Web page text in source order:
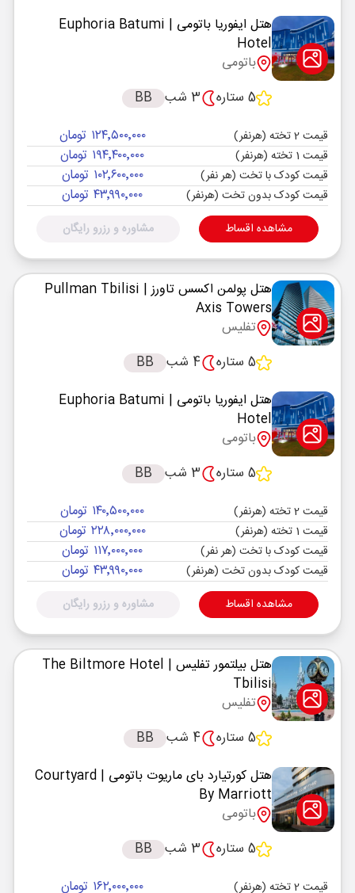
هتل ایفوریا باتومی
| Euphoria Batumi
Hotel
باتومی
5 ستاره
3 شب BB
قیمت 2 تخته (هرنفر) ۱۲۴٬۵۰۰٬۰۰۰ تومان
قیمت 1 تخته (هرنفر) ۱۹۴٬۴۰۰٬۰۰۰ تومان
قیمت کودک با تخت (هر نفر) ۱۰۲٬۶۰۰٬۰۰۰ تومان
قیمت کودک بدون تخت (هرنفر) ۴۳٬۹۹۰٬۰۰۰ تومان
مشاهده اقساط مشاوره و رزرو رایگان
هتل پولمن اکسس تاورز | Pullman Tbilisi
Axis Towers
تفلیس
5 ستاره
4 شب
BB
هتل ایفوریا باتومی
| Euphoria Batumi
Hotel
باتومی
5 ستاره
3 شب BB
قیمت 2 تخته (هرنفر) ۱۴۰٬۵۰۰٬۰۰۰ تومان
قیمت 1 تخته (هرنفر) ۲۲۸٬۰۰۰٬۰۰۰ تومان
قیمت کودک با تخت (هر نفر) ۱۱۷٬۰۰۰٬۰۰۰ تومان
قیمت کودک بدون تخت (هرنفر) ۴۳٬۹۹۰٬۰۰۰ تومان
مشاهده اقساط مشاوره و رزرو رایگان
هتل بیلتمور تفلیس | The Biltmore Hotel
Tbilisi
تفلیس
5 ستاره
4 شب
BB
هتل کورتیارد بای ماریوت باتومی
| Courtyard
By Marriott
باتومی
5 ستاره
3 شب BB
قیمت 2 تخته (هرنفر) ۱۶۲٬۰۰۰٬۰۰۰ تومان